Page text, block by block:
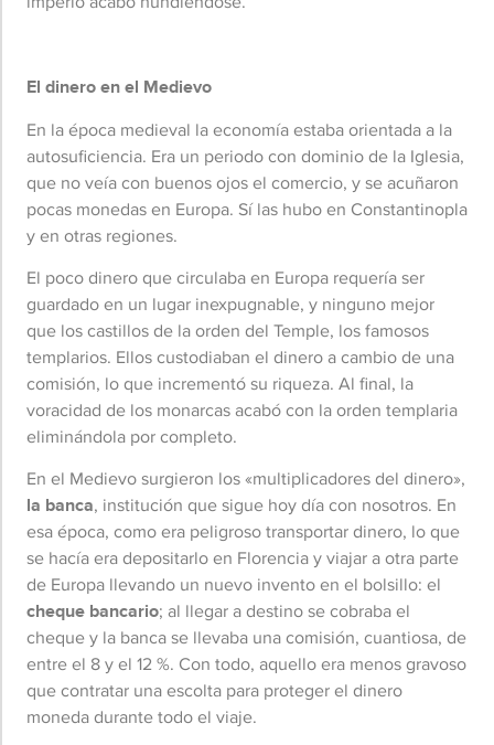
El dinero en el Medievo
En la época medieval la economía estaba orientada a la
autosuficiencia. Era un periodo con dominio de la Iglesia,
que no veía con buenos ojos el comercio, y se acuñaron
pocas monedas en Europa. Sí las hubo en Constantinopla
y en otras regiones.
El poco dinero que circulaba en Europa requería ser
guardado en un lugar inexpugnable, y ninguno mejor
que los castillos de la orden del Temple, los famosos
templarios. Ellos custodiaban el dinero a cambio de una
comisión, lo que incrementó su riqueza. Al final, la
voracidad de los monarcas acabó con la orden templaria
eliminándola por completo.
En el Medievo surgieron los «multiplicadores del dinero»,
la banca, institución que sigue hoy día con nosotros. En
esa época, como era peligroso transportar dinero, lo que
se hacía era depositarlo en Florencia y viajar a otra parte
de Europa llevando un nuevo invento en el bolsillo: el
cheque bancario; al llegar a destino se cobraba el
cheque y la banca se llevaba una comisión, cuantiosa, de
entre el 8 y el 12 %. Con todo, aquello era menos gravoso
que contratar una escolta para proteger el dinero
moneda durante todo el viaje.